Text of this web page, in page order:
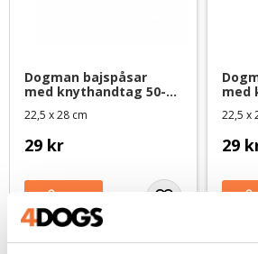
Dogman bajspåsar
med knythandtag 50-
22,5 x 28 cm
29 kr
med
22,5 x
29